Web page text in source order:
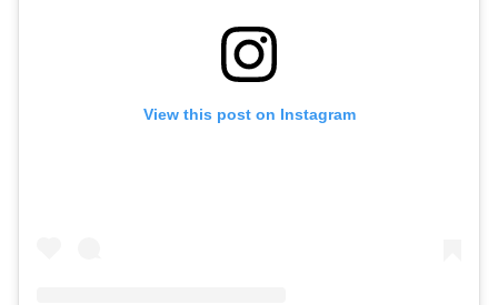
View this post on Instagram